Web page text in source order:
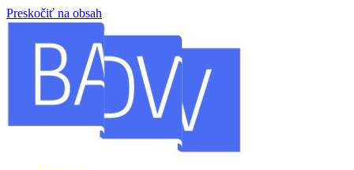
Preskočiť na obsah